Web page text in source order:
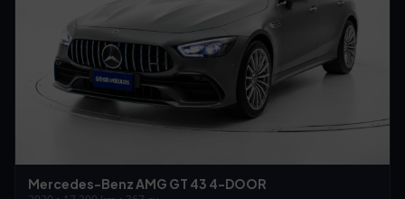
Mercedes-Benz AMG GT 43 4-DOOR